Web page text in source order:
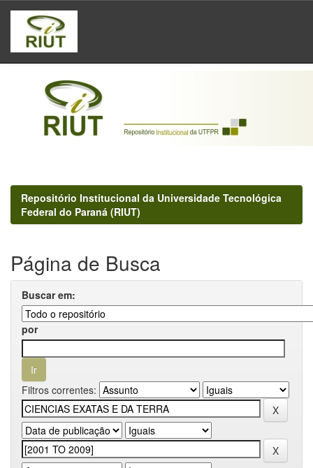
Skip
navigation
Repositório Institucional da Universidade Tecnológica
Federal do Paraná (RIUT)
Página de Busca
Buscar em:
por
Filtros correntes: